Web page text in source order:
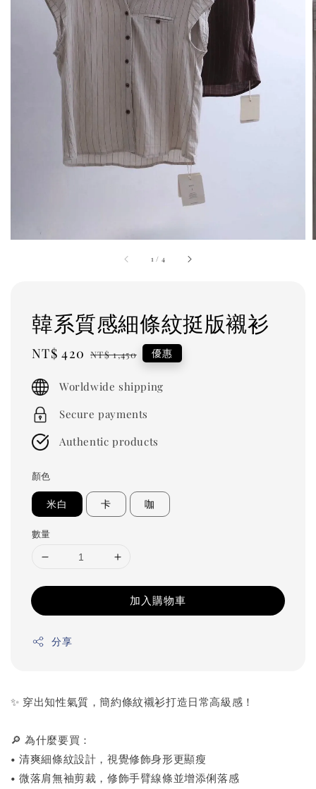
1 / 4
韓系質感細條紋挺版襯衫
Sale
NT$ 420 Regular
NT$ 1,450 優惠
Worldwide shipping
Secure payments
Authentic products
顏色
米白 卡 咖
數量
加入購物車
分享
✨ 穿出知性氣質，簡約條紋襯衫打造日常高級感！
🔎 為什麼要買：
• 清爽細條紋設計，視覺修飾身形更顯瘦
• 微落肩無袖剪裁，修飾手臂線條並增添俐落感